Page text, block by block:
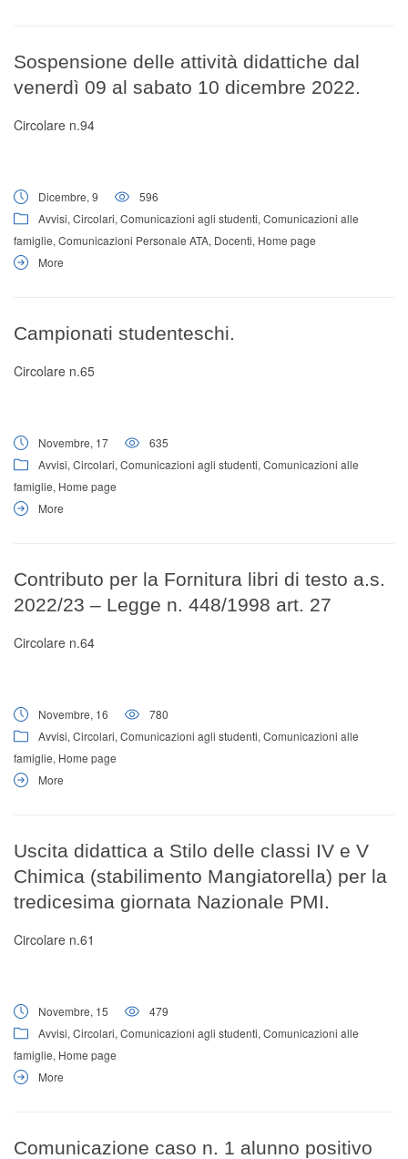
Sospensione delle attività didattiche dal
venerdì 09 al sabato 10 dicembre 2022.
Circolare n.94
Dicembre, 9
596
Avvisi, Circolari, Comunicazioni agli studenti, Comunicazioni alle
famiglie, Comunicazioni Personale ATA, Docenti, Home page
More
Campionati studenteschi.
Circolare n.65
Novembre, 17
635
Avvisi, Circolari, Comunicazioni agli studenti, Comunicazioni alle
famiglie, Home page
More
Contributo per la Fornitura libri di testo a.s.
2022/23 – Legge n. 448/1998 art. 27
Circolare n.64
Novembre, 16
780
Avvisi, Circolari, Comunicazioni agli studenti, Comunicazioni alle
famiglie, Home page
More
Uscita didattica a Stilo delle classi IV e V
Chimica (stabilimento Mangiatorella) per la
tredicesima giornata Nazionale PMI.
Circolare n.61
Novembre, 15
479
Avvisi, Circolari, Comunicazioni agli studenti, Comunicazioni alle
famiglie, Home page
More
Comunicazione caso n. 1 alunno positivo